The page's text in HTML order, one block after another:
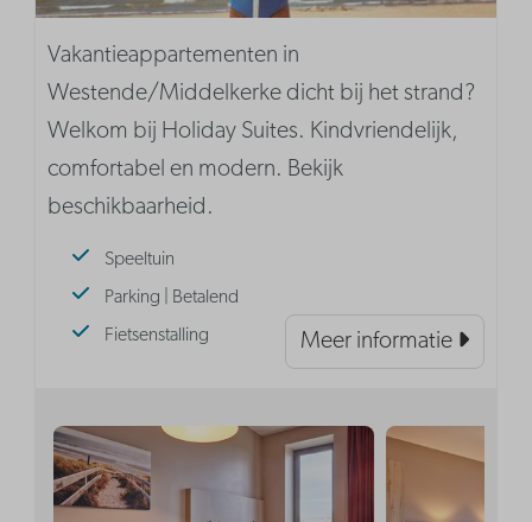
Vakantieappartementen in
Westende/Middelkerke dicht bij het strand?
Welkom bij Holiday Suites. Kindvriendelijk,
comfortabel en modern. Bekijk
beschikbaarheid.
Speeltuin
Parking | Betalend
Fietsenstalling
Meer informatie